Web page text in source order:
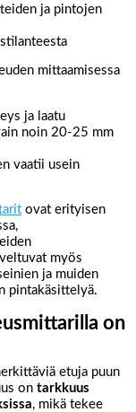
ja pintojen
mittaamisessa
ja laatu
noin 20-25 mm
vaatii usein
ovat erityisen
myös
ja muiden
pintakäsittelyä.
on
etuja puun
on tarkkuus
, mikä tekee